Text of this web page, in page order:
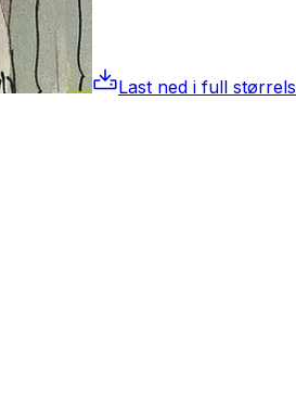
Last ned i full